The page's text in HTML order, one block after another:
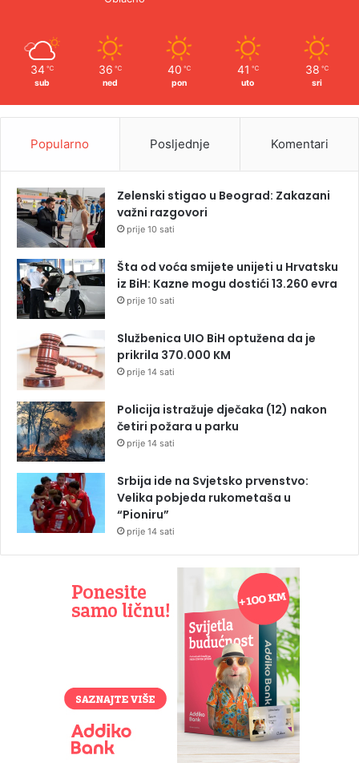
34 ℃
sub
36 ℃
ned
40 ℃
pon
41 ℃
uto
38 ℃
sri
Popularno Posljednje Komentari
Zelenski stigao u Beograd: Zakazani
važni razgovori
prije 10 sati
Šta od voća smijete unijeti u Hrvatsku
iz BiH: Kazne mogu dostići 13.260 evra
prije 10 sati
Službenica UIO BiH optužena da je
prikrila 370.000 KM
prije 14 sati
Policija istražuje dječaka (12) nakon
četiri požara u parku
prije 14 sati
Srbija ide na Svjetsko prvenstvo:
Velika pobjeda rukometaša u
“Pioniru”
prije 14 sati